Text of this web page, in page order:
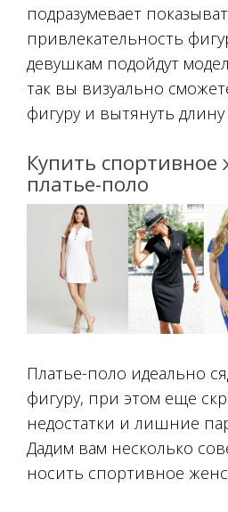
подразумевает
привлекательность
девушкам подойдут
так вы визуально
фигуру и вытянуть длину
Купить спортивное
платье-поло
Платье-поло идеально
фигуру, при этом еще
недостатки и лишние
Дадим вам несколько
носить спортивное